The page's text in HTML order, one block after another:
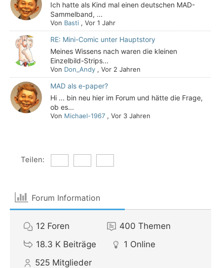
Ich hatte als Kind mal einen deutschen MAD-
Sammelband, ...
Von Basti ,Vor 1 Jahr
RE: Mini-Comic unter Hauptstory
Meines Wissens nach waren die kleinen
Einzelbild-Strips...
Von Don_Andy ,Vor 2 Jahren
MAD als e-paper?
Hi ... bin neu hier im Forum und hätte die Frage,
ob es...
Von Michael-1967 ,Vor 3 Jahren
Teilen:
Forum Information
12 Foren 400 Themen
18.3 K Beiträge 1 Online
525 Mitglieder